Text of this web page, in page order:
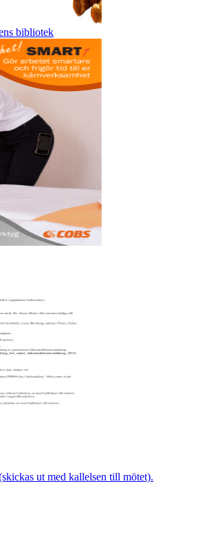
bibliotek
ut med kallelsen till mötet).